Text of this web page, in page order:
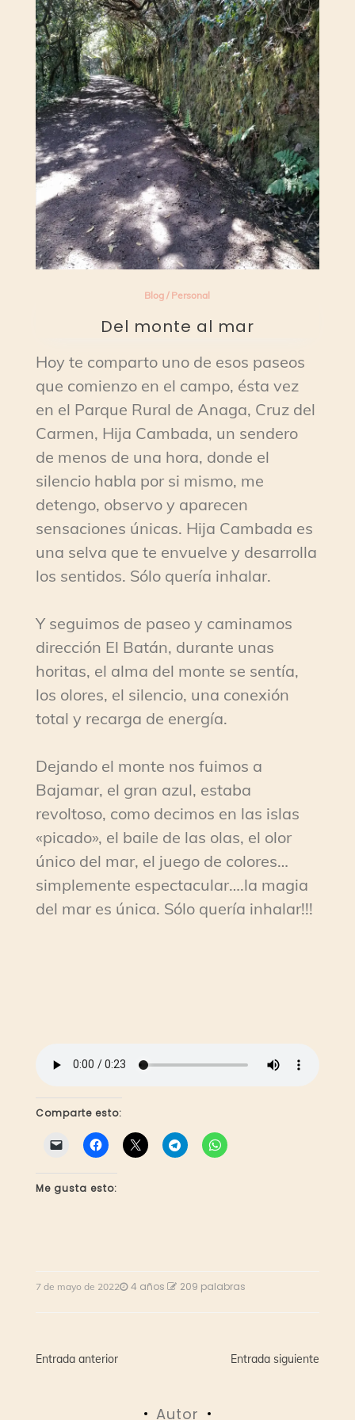
Blog / Personal
Del monte al mar
Hoy te comparto uno de esos paseos
que comienzo en el campo, ésta vez
en el Parque Rural de Anaga, Cruz del
Carmen, Hija Cambada, un sendero
de menos de una hora, donde el
silencio habla por si mismo, me
detengo, observo y aparecen
sensaciones únicas. Hija Cambada es
una selva que te envuelve y desarrolla
los sentidos. Sólo quería inhalar.
Y seguimos de paseo y caminamos
dirección El Batán, durante unas
horitas, el alma del monte se sentía,
los olores, el silencio, una conexión
total y recarga de energía.
Dejando el monte nos fuimos a
Bajamar, el gran azul, estaba
revoltoso, como decimos en las islas
«picado», el baile de las olas, el olor
único del mar, el juego de colores…
simplemente espectacular….la magia
del mar es única. Sólo quería inhalar!!!
Comparte esto:
Me gusta esto:
7 de mayo de 2022 4 años 209 palabras
Navegación
Entrada anterior Entrada siguiente
Autor